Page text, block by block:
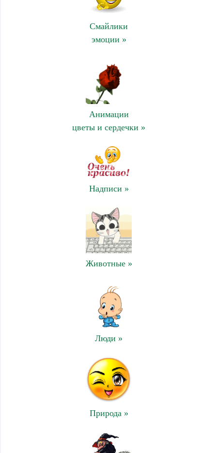
Смайлики
эмоции »
Анимации
цветы и сердечки »
Надписи »
Животные »
Люди »
Природа »